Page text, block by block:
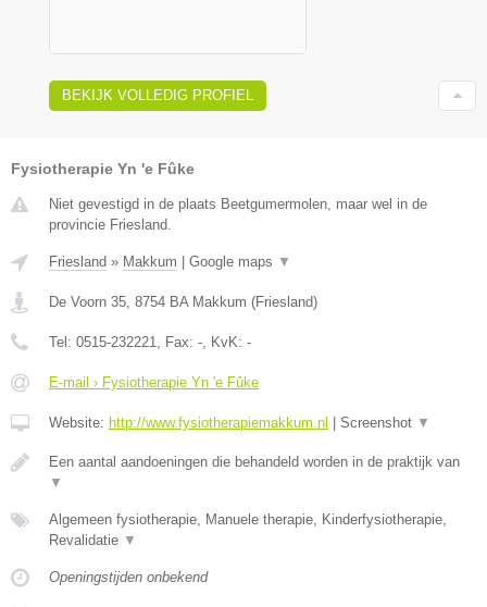
BEKIJK VOLLEDIG PROFIEL
Fysiotherapie Yn 'e Fûke
Niet gevestigd in de plaats Beetgumermolen, maar wel in de
provincie Friesland.
Friesland » Makkum | Google maps ▼
De Voorn 35 8754 BA Makkum (Friesland)
Tel: 0515-232221 , Fax: - , KvK: -
E-mail › Fysiotherapie Yn 'e Fûke
Website: http://www.fysiotherapiemakkum.nl | Screenshot ▼
Een aantal aandoeningen die behandeld worden in de praktijk van
▼
Algemeen fysiotherapie, Manuele therapie, Kinderfysiotherapie,
Revalidatie ▼
Openingstijden onbekend